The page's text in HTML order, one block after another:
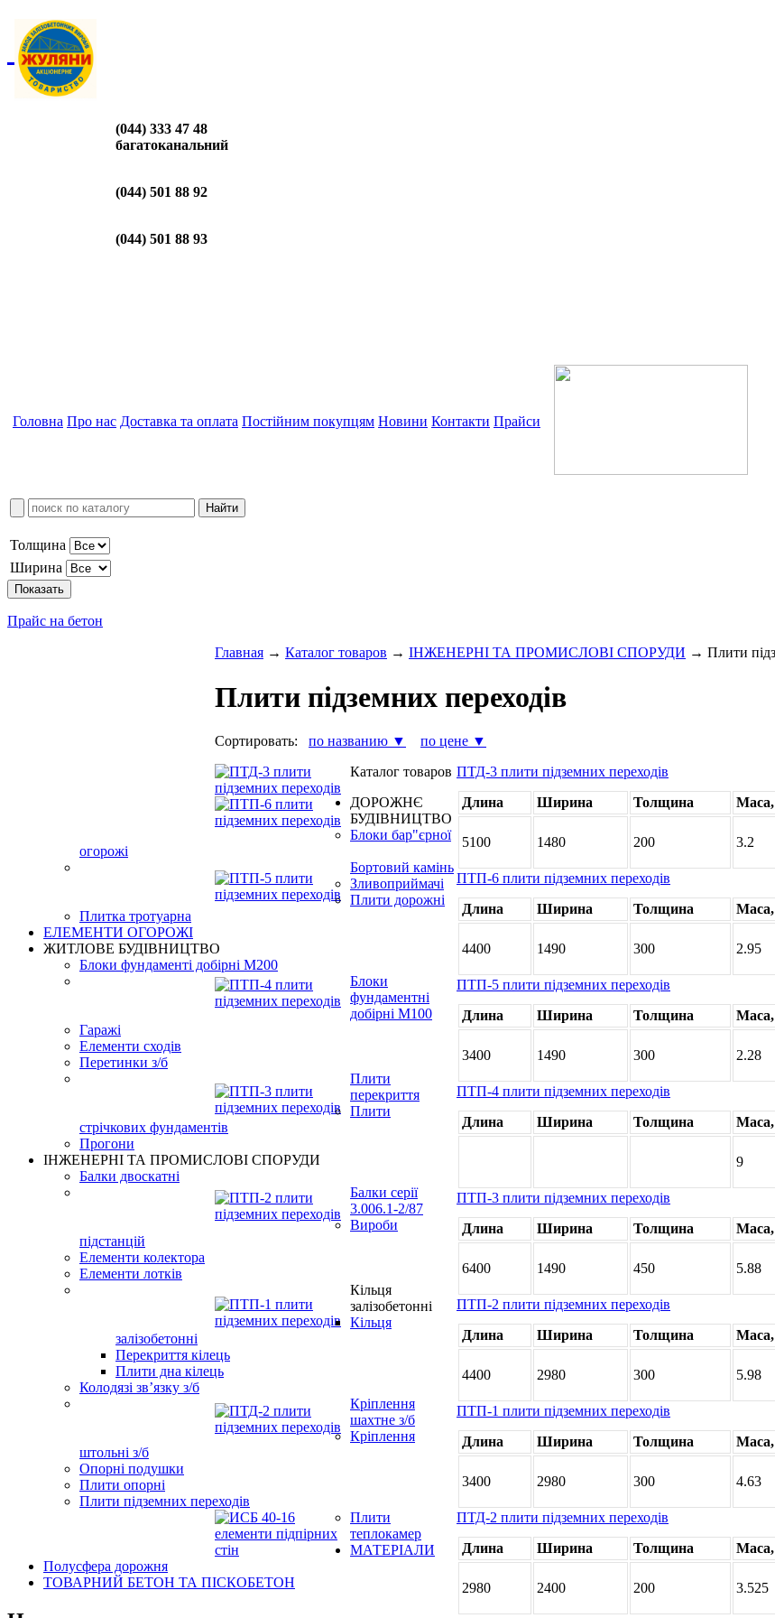
(044) 333 47 48
багатоканальний
(044) 501 88 92
(044) 501 88 93
Головна Про нас Доставка та оплата Постійним покупцям Новини Контакти Прайси
Толщина
Ширина
Прайс на бетон
Главная → Каталог товаров → ІНЖЕНЕРНІ ТА ПРОМИСЛОВІ СПОРУДИ → Плити
Плити підземних переходів
Сортировать: по названию ▼
по цене ▼
ПТД-3 плити підземних переходів
Длина
Ширина Толщина Маса,
5100 1480 200 3.2
ПТП-6 плити підземних переходів
Длина
Ширина Толщина Маса,
4400 1490 300 2.95
ПТП-5 плити підземних переходів
Длина
Ширина Толщина Маса,
3400 1490 300 2.28
ПТП-4 плити підземних переходів
Длина
Ширина Толщина Маса,
9
ПТП-3 плити підземних переходів
Длина
Ширина Толщина Маса,
6400 1490 450 5.88
ПТП-2 плити підземних переходів
Длина
Ширина Толщина Маса,
4400 2980 300 5.98
ПТП-1 плити підземних переходів
Длина
Ширина Толщина Маса,
3400 2980 300 4.63
ПТД-2 плити підземних переходів
Длина
Ширина Толщина Маса,
2980 2400 200 3.525
Каталог товаров
ДОРОЖНЄ
БУДIВНИЦТВО
Блоки бар"єрної
огорожі
Бортовий камінь
Зливоприймачі
Плити дорожні
Плитка тротуарна
ЕЛЕМЕНТИ ОГОРОЖІ
ЖИТЛОВЕ БУДIВНИЦТВО
Блоки фундаменті добірні М200
Блоки
фундаментні
добірні М100
Гаражі
Елементи сходів
Перетинки з/б
Плити
перекриття
Плити
стрічкових фундаментів
Прогони
ІНЖЕНЕРНІ ТА ПРОМИСЛОВІ СПОРУДИ
Балки двоскатні
Балки серії
3.006.1-2/87
Вироби
підстанцій
Елементи колектора
Елементи лотків
Кільця
залізобетонні
Кільця
залізобетонні
Перекриття кілець
Плити дна кілець
Колодязі зв’язку з/б
Кріплення
шахтне з/б
Кріплення
штольні з/б
Опорні подушки
Плити опорні
Плити підземних переходів
Плити
теплокамер
МАТЕРІАЛИ
Полусфера дорожня
ТОВАРНИЙ БЕТОН ТА ПІСКОБЕТОН